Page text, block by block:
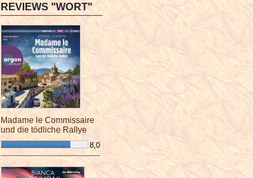
REVIEWS "WORT"
Madame le Commissaire
und die tödliche Rallye
8,0
¯¯¯¯¯¯¯¯¯¯¯¯¯¯¯¯¯¯¯¯¯¯¯¯